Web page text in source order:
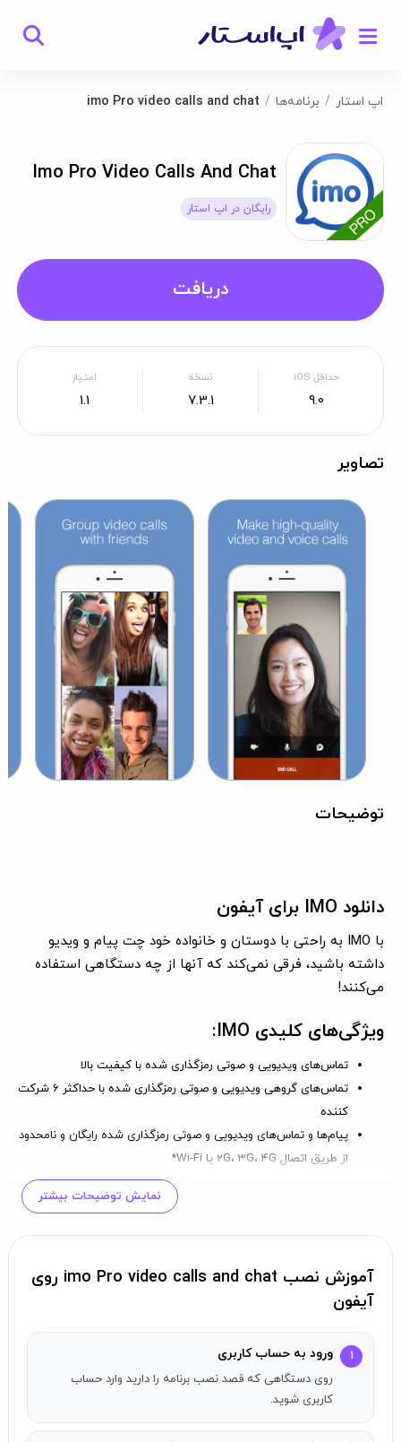
اپ استار برنامه‌ها imo Pro video calls and chat
Imo Pro Video Calls And Chat
رایگان در اپ استار
دریافت
حداقل iOS
9.0
نسخه
7.3.1
امتیاز
1.1
تصاویر
توضیحات
دانلود IMO برای آیفون
با IMO به راحتی با دوستان و خانواده خود چت پیام و ویدیو
داشته باشید، فرقی نمی‌کند که آنها از چه دستگاهی استفاده
می‌کنند!
ویژگی‌های کلیدی IMO:
تماس‌های ویدیویی و صوتی رمزگذاری شده با کیفیت بالا
تماس‌های گروهی ویدیویی و صوتی رمزگذاری شده با حداکثر 6 شرکت
کننده
پیام‌ها و تماس‌های ویدیویی و صوتی رمزگذاری شده رایگان و نامحدود
از طریق اتصال 2G، 3G، 4G یا Wi-Fi*
چت گروهی با دوستان، خانواده، هم‌اتاقی‌ها و دیگران
اشتراک‌گذاری سریع عکس‌ها و ویدیوها
*ممکن است هزینه‌های داده اعمال شود. برای جزئیات با ارائه
دهنده خدمات خود تماس بگیرید.
اشتراک ماهانه IMO PREMIUM
شما می‌توانید با اشتراک در IMO، تبلیغات را حذف کرده و 25
گیگابایت فضای ابری دریافت کنید.
اشتراک‌ها به صورت ماهانه با نرخ انتخابی بسته به طرح اشتراک
نمایش توضیحات بیشتر
آموزش نصب imo Pro video calls and chat روی
آیفون
۱ ورود به حساب کاربری
روی دستگاهی که قصد نصب برنامه را دارید وارد حساب
کاربری شوید.